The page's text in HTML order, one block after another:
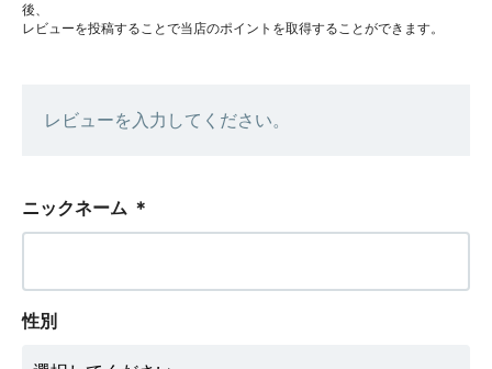
後、
レビューを投稿することで当店のポイントを取得することができます。
レビューを入力してください。
ニックネーム ＊
性別